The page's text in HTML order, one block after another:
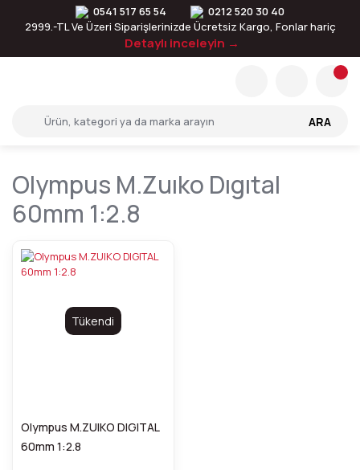
0541 517 65 54
0212 520 30 40
2999.-TL Ve Üzeri Siparişlerinizde Ücretsiz Kargo, Fonlar hariç
Detaylı inceleyin →
ARA
Olympus M.zuıko Dıgıtal
60mm 1:2.8
Tükendi
Olympus M.ZUIKO DIGITAL
60mm 1:2.8